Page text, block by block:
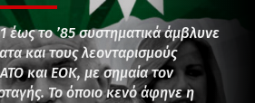
έως το ’85 συστηματικά άμβλυνε
και τους λεονταρισμούς
και ΕΟΚ, με σημαία τον
Το όποιο κενό άφηνε η